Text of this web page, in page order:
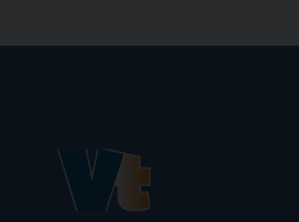
dell’inaugurazione del centro